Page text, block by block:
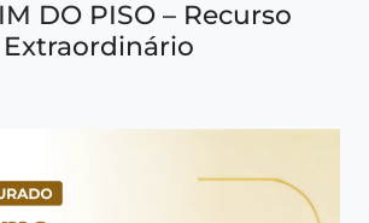
DO PISO – Recurso
Extraordinário